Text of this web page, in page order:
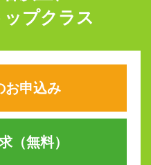
プクラス
お申込み
（無料）